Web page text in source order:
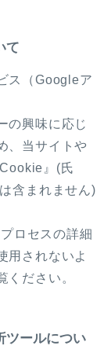
て
ス（Googleア
の興味に応じ
、当サイトや
』(氏
含まれません)
ロセスの詳細
用されないよ
ください。
ツールについ